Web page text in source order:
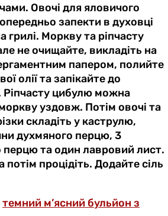
Овочі для яловичого
запекти в духовці
грилі. Моркву та ріпчасту
не очищайте, викладіть на
папером, полийте
олії та запікайте до
Ріпчасту цибулю можна
уздовж. Потім овочі та
складіть у каструлю,
духмяного перцю, 3
та один лавровий лист.
потім процідіть. Додайте сіль
темний м’ясний бульйон з